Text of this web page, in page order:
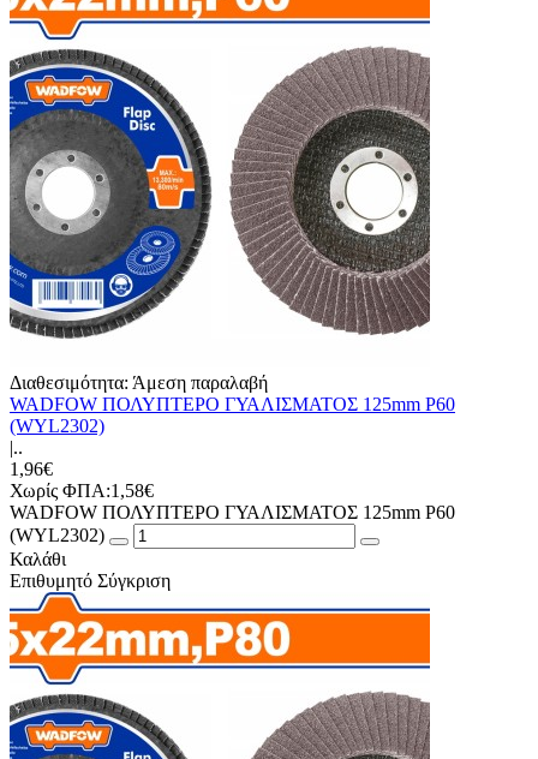
Διαθεσιμότητα: Άμεση παραλαβή
WADFOW ΠΟΛΥΠΤΕΡΟ ΓΥΑΛΙΣΜΑΤΟΣ 125mm Ρ60
(WYL2302)
|..
1,96€
Χωρίς ΦΠΑ:1,58€
WADFOW ΠΟΛΥΠΤΕΡΟ ΓΥΑΛΙΣΜΑΤΟΣ 125mm Ρ60
(WYL2302)
Καλάθι
Επιθυμητό Σύγκριση